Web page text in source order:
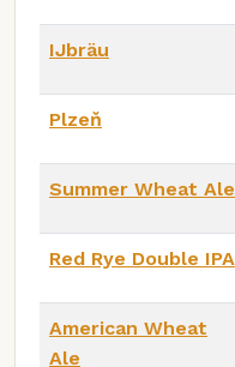
IJbräu
Plzeň
Summer Wheat Ale
Red Rye Double IPA
American Wheat
Ale